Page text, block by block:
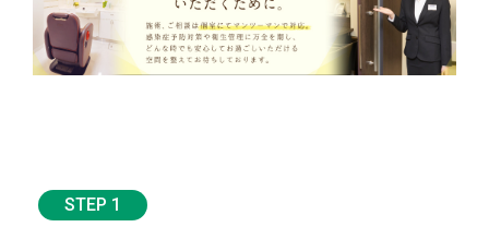
STEP 1